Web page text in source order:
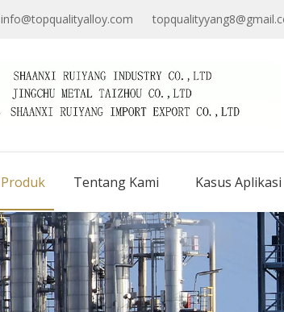
info@topqualityalloy.com
Produk Tentang Kami Kasus Aplikasi